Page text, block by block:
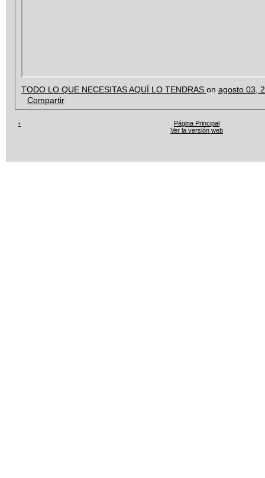
TODO LO QUE NECESITAS AQUÍ LO TENDRAS on agosto 03,
Compartir
‹
Página Principal
Ver la versión web